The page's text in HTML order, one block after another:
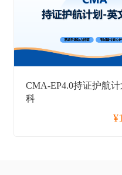
CMA-EP4.0持证护航
科
¥